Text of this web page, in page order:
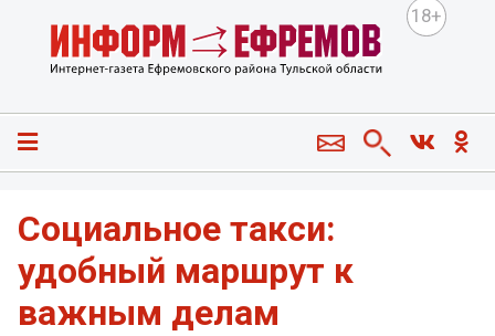
18+
Социальное такси:
удобный маршрут к
важным делам